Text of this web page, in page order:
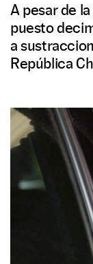
A pesar de
puesto
a
República